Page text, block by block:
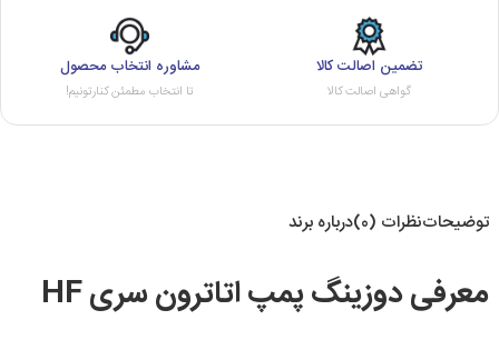
تضمین اصالت کالا
گواهی اصالت کالا
مشاوره انتخاب محصول
تا انتخاب مطمئن کنارتونیم!
توضیحاتنظرات (0) درباره برند
معرفی دوزینگ پمپ اتاترون سری HF